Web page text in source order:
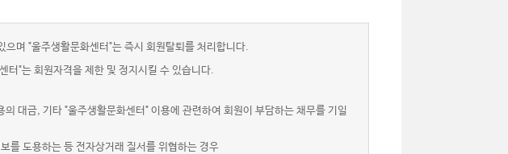
며 "울주생활문화센터"는 즉시 회원탈퇴를 처리합니다.
터"는 회원자격을 제한 및 정지시킬 수 있습니다.
대금, 기타 "울주생활문화센터" 이용에 관련하여 회원이 부담하는 채무를 기일
를 도용하는 등 전자상거래 질서를 위협하는 경우